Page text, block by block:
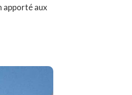
apporté aux